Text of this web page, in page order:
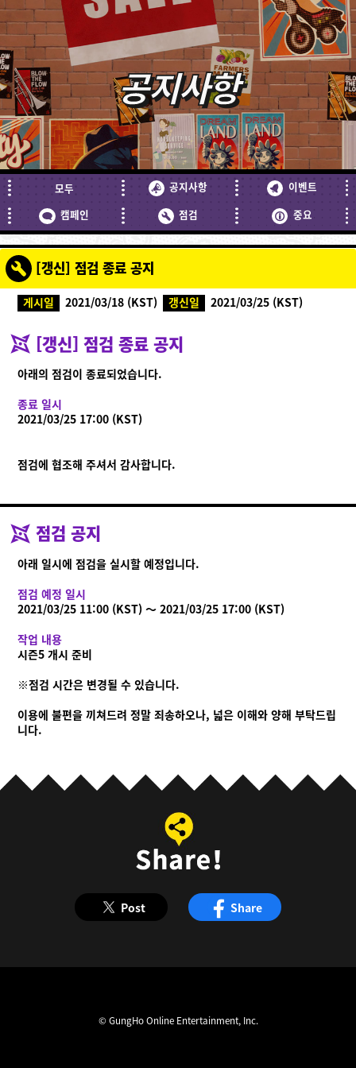
Ninjala란?
공지사항
모두 공지사항
이벤트
캠페인
점검 중요
[갱신] 점검 종료 공지
게시일 2021/03/18 (KST) 갱신일 2021/03/25 (KST)
[갱신] 점검 종료 공지
아래의 점검이 종료되었습니다.
종료 일시
2021/03/25 17:00 (KST)
점검에 협조해 주셔서 감사합니다.
점검 공지
아래 일시에 점검을 실시할 예정입니다.
점검 예정 일시
2021/03/25 11:00 (KST) ～ 2021/03/25 17:00 (KST)
작업 내용
시즌5 개시 준비
※점검 시간은 변경될 수 있습니다.
이용에 불편을 끼쳐드려 정말 죄송하오나, 넓은 이해와 양해 부탁드립
니다.
Post Share
© GungHo Online Entertainment, Inc.